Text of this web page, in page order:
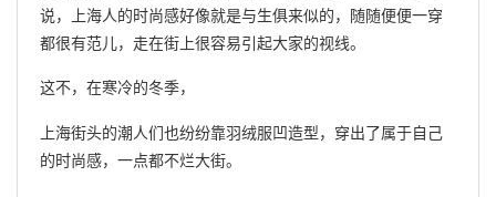
说，上海人的时尚感好像就是与生俱来似的，随随便便一穿
都很有范儿，走在街上很容易引起大家的视线。
这不，在寒冷的冬季，
上海街头的潮人们也纷纷靠羽绒服凹造型，穿出了属于自己
的时尚感，一点都不烂大街。